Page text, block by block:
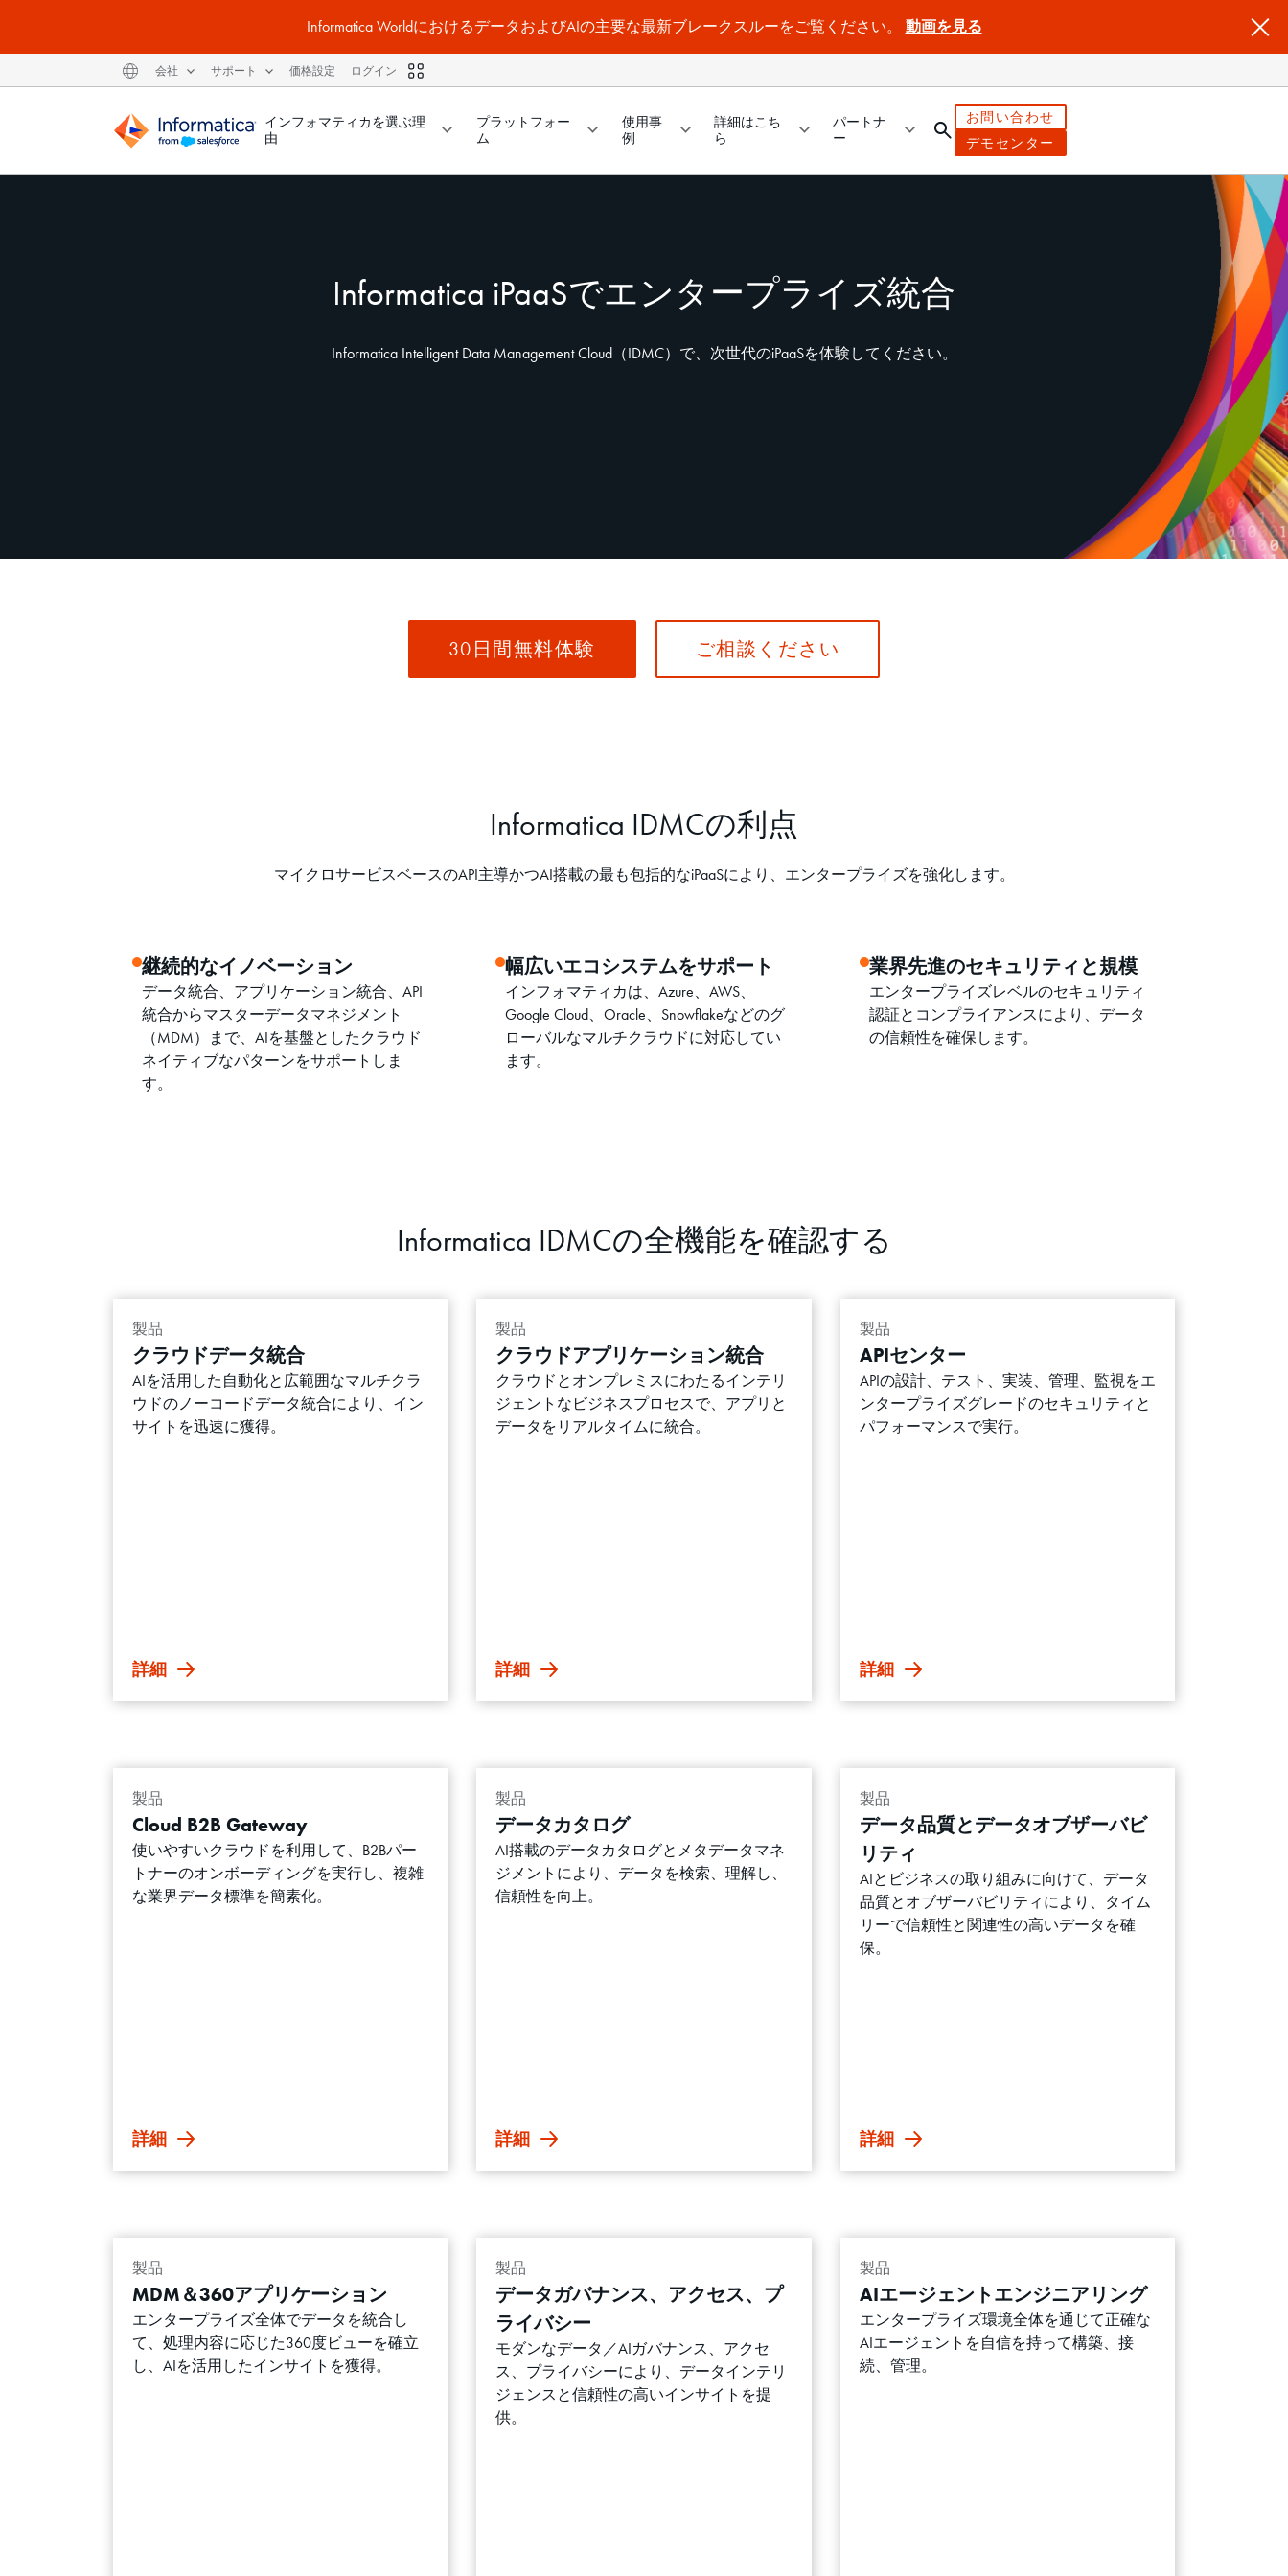
Informatica WorldにおけるデータおよびAIの主要な最新ブレークスルーをご覧ください。 動画を見る
インフォマティカを選ぶ理
由
プラットフォー
ム
使用事
例
詳細はこち
ら
パートナ
ー
お問い合わせ
デモセンター
会社 サポート 価格設定 ログイン
Informatica iPaaSでエンタープライズ統合
Informatica Intelligent Data Management Cloud（IDMC）で、次世代のiPaaSを体験してください。
30日間無料体験 ご相談ください
Informatica IDMCの利点
マイクロサービスベースのAPI主導かつAI搭載の最も包括的なiPaaSにより、エンタープライズを強化します。
継続的なイノベーション
データ統合、アプリケーション統合、API
統合からマスターデータマネジメント
（MDM）まで、AIを基盤としたクラウド
ネイティブなパターンをサポートしま
す。
幅広いエコシステムをサポート
インフォマティカは、Azure、AWS、
Google Cloud、Oracle、Snowflakeなどのグ
ローバルなマルチクラウドに対応してい
ます。
業界先進のセキュリティと規模
エンタープライズレベルのセキュリティ
認証とコンプライアンスにより、データ
の信頼性を確保します。
Informatica IDMCの全機能を確認する
製品
クラウドデータ統合
AIを活用した自動化と広範囲なマルチクラ
ウドのノーコードデータ統合により、イン
サイトを迅速に獲得。
詳細
製品
クラウドアプリケーション統合
クラウドとオンプレミスにわたるインテリ
ジェントなビジネスプロセスで、アプリと
データをリアルタイムに統合。
詳細
製品
APIセンター
APIの設計、テスト、実装、管理、監視をエ
ンタープライズグレードのセキュリティと
パフォーマンスで実行。
詳細
製品
Cloud B2B Gateway
使いやすいクラウドを利用して、B2Bパー
トナーのオンボーディングを実行し、複雑
な業界データ標準を簡素化。
詳細
製品
データカタログ
AI搭載のデータカタログとメタデータマネ
ジメントにより、データを検索、理解し、
信頼性を向上。
詳細
製品
データ品質とデータオブザーバビ
リティ
AIとビジネスの取り組みに向けて、データ
品質とオブザーバビリティにより、タイム
リーで信頼性と関連性の高いデータを確
保。
詳細
製品
MDM＆360アプリケーション
エンタープライズ全体でデータを統合し
て、処理内容に応じた360度ビューを確立
し、AIを活用したインサイトを獲得。
製品
データガバナンス、アクセス、プ
ライバシー
モダンなデータ／AIガバナンス、アクセ
ス、プライバシーにより、データインテリ
ジェンスと信頼性の高いインサイトを提
供。
製品
AIエージェントエンジニアリング
エンタープライズ環境全体を通じて正確な
AIエージェントを自信を持って構築、接
続、管理。